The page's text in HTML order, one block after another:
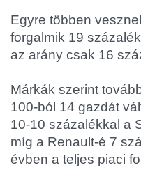
Egyre többen
forgalmik 19
az arány csak 16
Márkák szerint
100-ból 14 gazdát
10-10 százalékkal a
míg a Renault-é 7
évben a teljes piaci